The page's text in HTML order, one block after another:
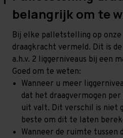
belangrijk om te
Bij elke palletstelling op
draagkracht vermeld. Dit is
a.h.v. 2 liggerniveaus bij een
Goed om te weten:
Wanneer u meer
dat het draagvermogen
uit valt. Dit verschil is niet
beste om dit te laten
Wanneer de ruimte tussen